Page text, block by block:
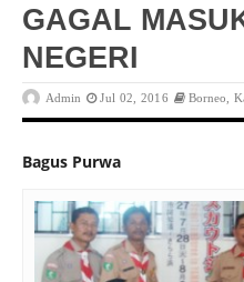
GAGAL
NEGERI
Admin Jul 02, 2016 Borneo
Bagus Purwa